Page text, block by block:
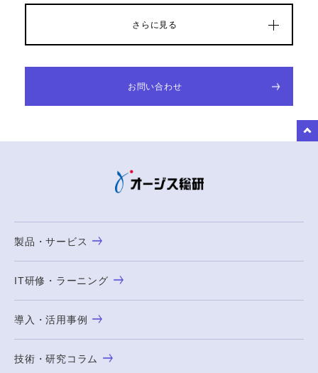
さらに見る
お問い合わせ
製品・サービス
IT研修・ラーニング
導入・活用事例
技術・研究コラム